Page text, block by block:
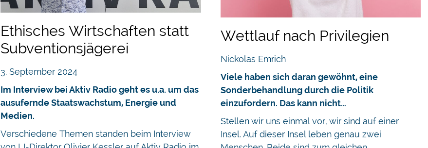
Ethisches Wirtschaften statt
Subventionsjägerei
3. September 2024
Im Interview bei Aktiv Radio geht es u.a. um das
ausufernde Staatswachstum, Energie und
Medien.
Verschiedene Themen standen beim Interview
Wettlauf nach Privilegien
Nickolas Emrich
Viele haben sich daran gewöhnt, eine
Sonderbehandlung durch die Politik
einzufordern. Das kann nicht…
Stellen wir uns einmal vor, wir sind auf einer
Insel. Auf dieser Insel leben genau zwei